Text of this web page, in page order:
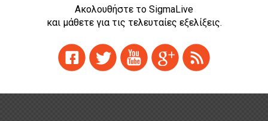
Ακολουθήστε το SigmaLive
και μάθετε για τις τελευταίες εξελίξεις.